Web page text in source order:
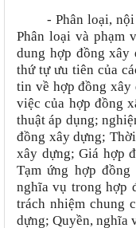
- Phân loại,
Phân loại và phạm
dung hợp đồng xây
thứ tự ưu tiên của
tin về hợp đồng xây
việc của hợp đồng
thuật áp dụng;
đồng xây dựng;
xây dựng;Giá hợp
Tạm ứng hợp đồng
nghĩa vụ trong hợp
trách nhiệm chung
dựng;Quyền, nghĩa